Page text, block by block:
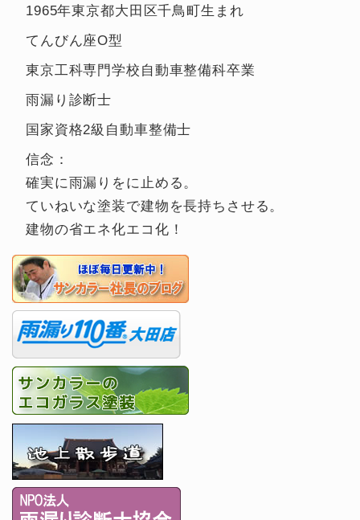
1965年東京都大田区千鳥町生まれ
てんびん座O型
東京工科専門学校自動車整備科卒業
雨漏り診断士
国家資格2級自動車整備士
信念：
確実に雨漏りをに止める。
ていねいな塗装で建物を長持ちさせる。
建物の省エネ化エコ化！